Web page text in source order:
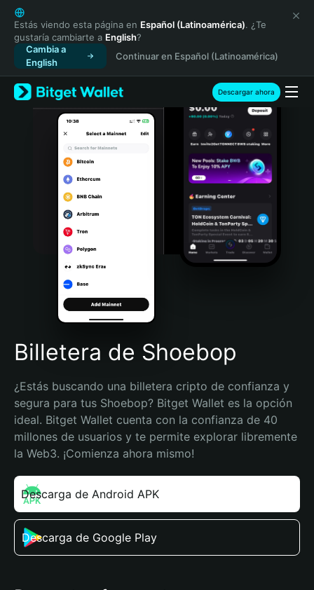
English
日本語
Tiếng Việt
Русский
Español (Latinoamérica)
Türkçe
Italiano
Português (Portugal)
Bahasa Indonesia
Português (Brasil)
Español (Argentina)
Estás viendo esta página en Español (Latinoamérica). ¿Te
gustaría cambiarte a English?
Cambia a
English
Continuar en Español (Latinoamérica)
Descargar ahora
Billetera de Shoebop
¿Estás buscando una billetera cripto de confianza y
segura para tus Shoebop? Bitget Wallet es la opción
ideal. Bitget Wallet cuenta con la confianza de 40
millones de usuarios y te permite explorar libremente
la Web3. ¡Comienza ahora mismo!
Descarga de Android APK
Descarga de Google Play